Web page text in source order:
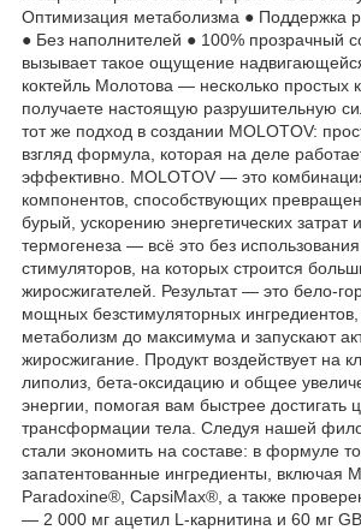
Оптимизация метаболизма ● Поддержка
● Без наполнителей ● 100% прозрачный
вызывает такое ощущение
коктейль Молотова — несколько простых
получаете настоящую разрушительную
тот же подход в создании MOLOTOV:
взгляд формула, которая на деле
эффективно. MOLOTOV — это
компонентов, способствующих
бурый, ускорению энергетических затрат
термогенеза — всё это без
стимуляторов, на которых строится
жиросжигателей. Результат — это бело-
мощных безстимуляторных
метаболизм до максимума и запускают
жиросжигание. Продукт воздействует на
липолиз, бета-оксидацию и общее
энергии, помогая вам быстрее достигать
трансформации тела. Следуя нашей
стали экономить на составе: в формуле
запатентованные ингредиенты, включая
Paradoxine®, CapsiMax®, а также
— 2 000 мг ацетил L-карнитина и 60 мг